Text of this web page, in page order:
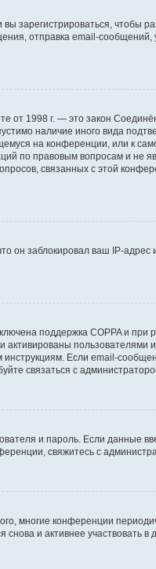
зарегистрироваться, чтобы
отправка email-сообщений,
от 1998 г. — это закон
наличие иного вида
на конференции, или к
по правовым вопросам и не
связанных с этой
заблокировал ваш IP-
поддержка COPPA и при
Если email-
связаться с
и пароль. Если данные
свяжитесь с
многие конференции
и активнее участвовать в